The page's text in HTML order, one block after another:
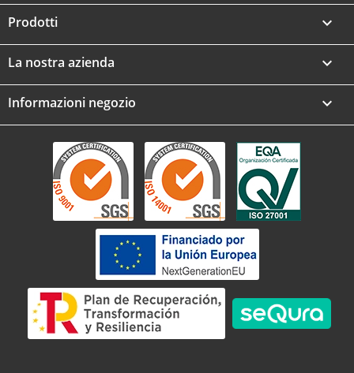
Prodotti 
La nostra azienda 
Informazioni negozio keyboard_arrow_down